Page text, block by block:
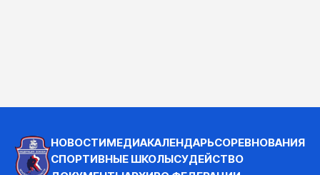
НОВОСТИМЕДИАКАЛЕНДАРЬСОРЕВНОВАНИЯ
СПОРТИВНЫЕ ШКОЛЫСУДЕЙСТВО